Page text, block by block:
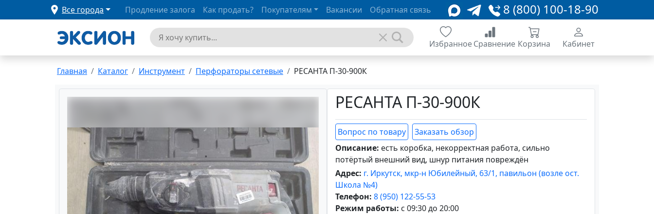
Все города 8 (800) 100-18-90
Продление залога Как продать? Покупателям Вакансии Обратная связь
ИзбранноеСравнение Корзина Кабинет
Главная Каталог Инструмент Перфораторы сетевые РЕСАНТА П-30-900К
РЕСАНТА П-30-900К
Вопрос по товару
Заказать обзор
Описание: есть коробка, некорректная работа, сильно
потёртый внешний вид, шнур питания повреждён
Адрес: г. Иркутск, мкр-н Юбилейный, 63/1, павильон (возле ост.
Школа №4)
Телефон: 8 (950) 122-55-53
Режим работы: с 09:30 до 20:00